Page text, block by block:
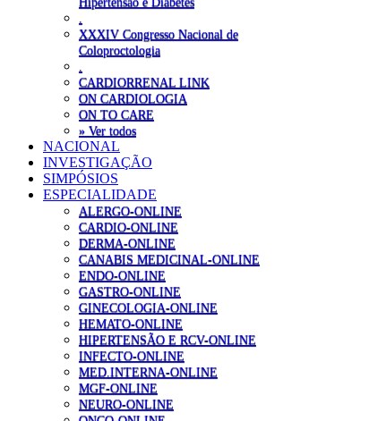
XXXIV Congresso Nacional de
Coloproctologia
CARDIORRENAL LINK
ON CARDIOLOGIA
ON TO CARE
» Ver todos
NACIONAL
INVESTIGAÇÃO
SIMPÓSIOS
ESPECIALIDADE
ALERGO-ONLINE
CARDIO-ONLINE
DERMA-ONLINE
CANABIS MEDICINAL-ONLINE
ENDO-ONLINE
GASTRO-ONLINE
GINECOLOGIA-ONLINE
HEMATO-ONLINE
HIPERTENSÃO E RCV-ONLINE
INFECTO-ONLINE
MED.INTERNA-ONLINE
MGF-ONLINE
NEURO-ONLINE